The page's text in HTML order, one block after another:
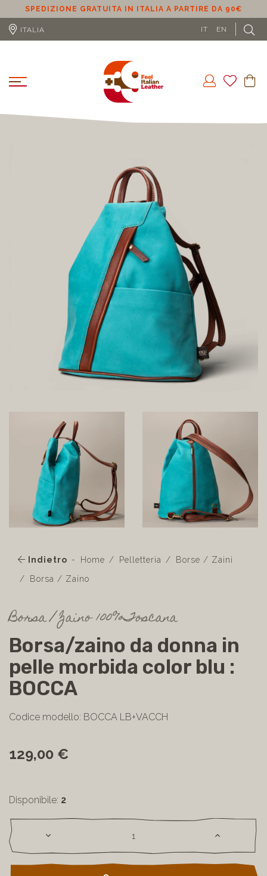
SPEDIZIONE GRATUITA IN ITALIA A PARTIRE DA 90€
ITALIA IT EN
Indietro Home Pelletteria
Borse / Zaini
Borsa / Zaino
Borsa / Zaino 100%Toscana
Borsa/zaino da donna in
pelle morbida color blu :
BOCCA
Codice modello: BOCCA LB+VACCH
129,00 €
Disponibile: 2